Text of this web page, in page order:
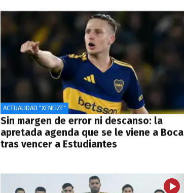
ACTUALIDAD "XENEIZE"
Sin margen de error ni descanso: la
apretada agenda que se le viene a Boca
tras vencer a Estudiantes